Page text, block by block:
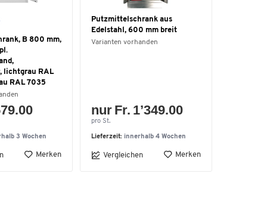
B 800 mm,
lichtgrau RAL
RAL 7035
3 Wochen
Merken
Putzmittelschrank aus
Edelstahl, 600 mm breit
Varianten vorhanden
nur Fr. 1’349.00
pro St.
Lieferzeit: innerhalb 4 Wochen
Vergleichen Merken